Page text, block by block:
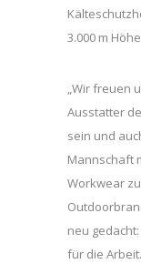
3.000 m
„Wir freuen
Ausstatter
sein und
Mannschaft
Workwear
neu
für die